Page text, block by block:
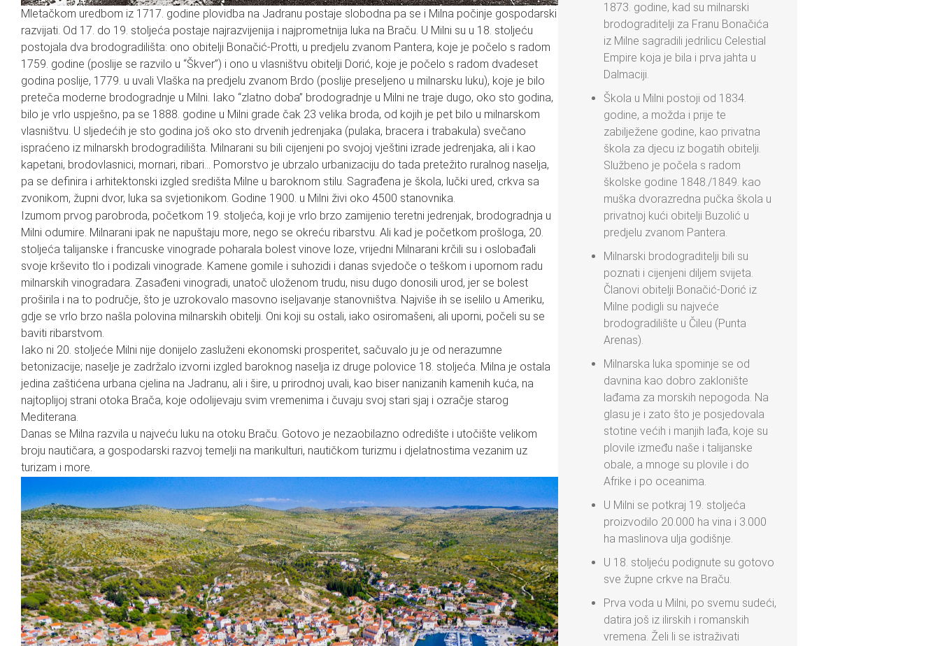
Mletačkom uredbom iz 1717. godine plovidba na Jadranu postaje slobodna pa se i Milna počinje gospodarski
razvijati. Od 17. do 19. stoljeća postaje najrazvijenija i najprometnija luka na Braču. U Milni su u 18. stoljeću
postojala dva brodogradilišta: ono obitelji Bonačić-Protti, u predjelu zvanom Pantera, koje je počelo s radom
1759. godine (poslije se razvilo u “Škver”) i ono u vlasništvu obitelji Dorić, koje je počelo s radom dvadeset
godina poslije, 1779. u uvali Vlaška na predjelu zvanom Brdo (poslije preseljeno u milnarsku luku), koje je bilo
preteča moderne brodogradnje u Milni. Iako “zlatno doba” brodogradnje u Milni ne traje dugo, oko sto godina,
bilo je vrlo uspješno, pa se 1888. godine u Milni grade čak 23 velika broda, od kojih je pet bilo u milnarskom
vlasništvu. U sljedećih je sto godina još oko sto drvenih jedrenjaka (pulaka, bracera i trabakula) svečano
ispraćeno iz milnarskh brodogradilišta. Milnarani su bili cijenjeni po svojoj vještini izrade jedrenjaka, ali i kao
kapetani, brodovlasnici, mornari, ribari… Pomorstvo je ubrzalo urbanizaciju do tada pretežito ruralnog naselja,
pa se definira i arhitektonski izgled središta Milne u baroknom stilu. Sagrađena je škola, lučki ured, crkva sa
zvonikom, župni dvor, luka sa svjetionikom. Godine 1900. u Milni živi oko 4500 stanovnika.
Izumom prvog parobroda, početkom 19. stoljeća, koji je vrlo brzo zamijenio teretni jedrenjak, brodogradnja u
Milni odumire. Milnarani ipak ne napuštaju more, nego se okreću ribarstvu. Ali kad je početkom prošloga, 20.
stoljeća talijanske i francuske vinograde poharala bolest vinove loze, vrijedni Milnarani krčili su i oslobađali
svoje krševito tlo i podizali vinograde. Kamene gomile i suhozidi i danas svjedoče o teškom i upornom radu
milnarskih vinogradara. Zasađeni vinogradi, unatoč uloženom trudu, nisu dugo donosili urod, jer se bolest
proširila i na to područje, što je uzrokovalo masovno iseljavanje stanovništva. Najviše ih se iselilo u Ameriku,
gdje se vrlo brzo našla polovina milnarskih obitelji. Oni koji su ostali, iako osiromašeni, ali uporni, počeli su se
baviti ribarstvom.
Iako ni 20. stoljeće Milni nije donijelo zasluženi ekonomski prosperitet, sačuvalo ju je od nerazumne
betonizacije; naselje je zadržalo izvorni izgled baroknog naselja iz druge polovice 18. stoljeća. Milna je ostala
jedina zaštićena urbana cjelina na Jadranu, ali i šire, u prirodnoj uvali, kao biser nanizanih kamenih kuća, na
najtoplijoj strani otoka Brača, koje odolijevaju svim vremenima i čuvaju svoj stari sjaj i ozračje starog
Mediterana.
Danas se Milna razvila u najveću luku na otoku Braču. Gotovo je nezaobilazno odredište i utočište velikom
broju nautičara, a gospodarski razvoj temelji na marikulturi, nautičkom turizmu i djelatnostima vezanim uz
turizam i more.
1873. godine, kad su milnarski
brodograditelji za Franu Bonačića
iz Milne sagradili jedrilicu Celestial
Empire koja je bila i prva jahta u
Dalmaciji.
Škola u Milni postoji od 1834.
godine, a možda i prije te
zabilježene godine, kao privatna
škola za djecu iz bogatih obitelji.
Službeno je počela s radom
školske godine 1848./1849. kao
muška dvorazredna pučka škola u
privatnoj kući obitelji Buzolić u
predjelu zvanom Pantera.
Milnarski brodograditelji bili su
poznati i cijenjeni diljem svijeta.
Članovi obitelji Bonačić-Dorić iz
Milne podigli su najveće
brodogradilište u Čileu (Punta
Arenas).
Milnarska luka spominje se od
davnina kao dobro zaklonište
lađama za morskih nepogoda. Na
glasu je i zato što je posjedovala
stotine većih i manjih lađa, koje su
plovile između naše i talijanske
obale, a mnoge su plovile i do
Afrike i po oceanima.
U Milni se potkraj 19. stoljeća
proizvodilo 20.000 ha vina i 3.000
ha maslinova ulja godišnje.
U 18. stoljeću podignute su gotovo
sve župne crkve na Braču.
Prva voda u Milni, po svemu sudeći,
datira još iz ilirskih i romanskih
vremena. Želi li se istraživati